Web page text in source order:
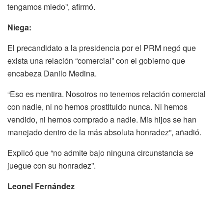
tengamos miedo”, afirmó.
Niega:
El precandidato a la presidencia por el PRM negó que
exista una relación “comercial” con el gobierno que
encabeza Danilo Medina.
“Eso es mentira. Nosotros no tenemos relación comercial
con nadie, ni no hemos prostituido nunca. Ni hemos
vendido, ni hemos comprado a nadie. Mis hijos se han
manejado dentro de la más absoluta honradez”, añadió.
Explicó que “no admite bajo ninguna circunstancia se
juegue con su honradez”.
Leonel Fernández